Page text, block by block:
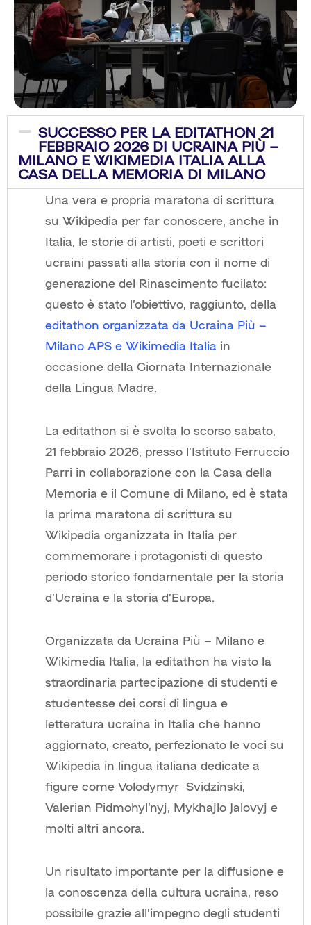
SUCCESSO PER LA EDITATHON 21
FEBBRAIO 2026 DI UCRAINA PIÙ –
MILANO E WIKIMEDIA ITALIA ALLA
CASA DELLA MEMORIA DI MILANO
Una vera e propria maratona di scrittura
su Wikipedia per far conoscere, anche in
Italia, le storie di artisti, poeti e scrittori
ucraini passati alla storia con il nome di
generazione del Rinascimento fucilato:
questo è stato l’obiettivo, raggiunto, della
editathon organizzata da Ucraina Più –
Milano APS e Wikimedia Italia in
occasione della Giornata Internazionale
della Lingua Madre.
La editathon si è svolta lo scorso sabato,
21 febbraio 2026, presso l’Istituto Ferruccio
Parri in collaborazione con la Casa della
Memoria e il Comune di Milano, ed è stata
la prima maratona di scrittura su
Wikipedia organizzata in Italia per
commemorare i protagonisti di questo
periodo storico fondamentale per la storia
d’Ucraina e la storia d’Europa.
Organizzata da Ucraina Più – Milano e
Wikimedia Italia, la editathon ha visto la
straordinaria partecipazione di studenti e
studentesse dei corsi di lingua e
letteratura ucraina in Italia che hanno
aggiornato, creato, perfezionato le voci su
Wikipedia in lingua italiana dedicate a
figure come Volodymyr Svidzinski,
Valerian Pidmohyl’nyj, Mykhajlo Jalovyj e
molti altri ancora.
Un risultato importante per la diffusione e
la conoscenza della cultura ucraina, reso
possibile grazie all’impegno degli studenti